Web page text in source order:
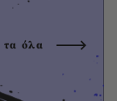
τα όλα